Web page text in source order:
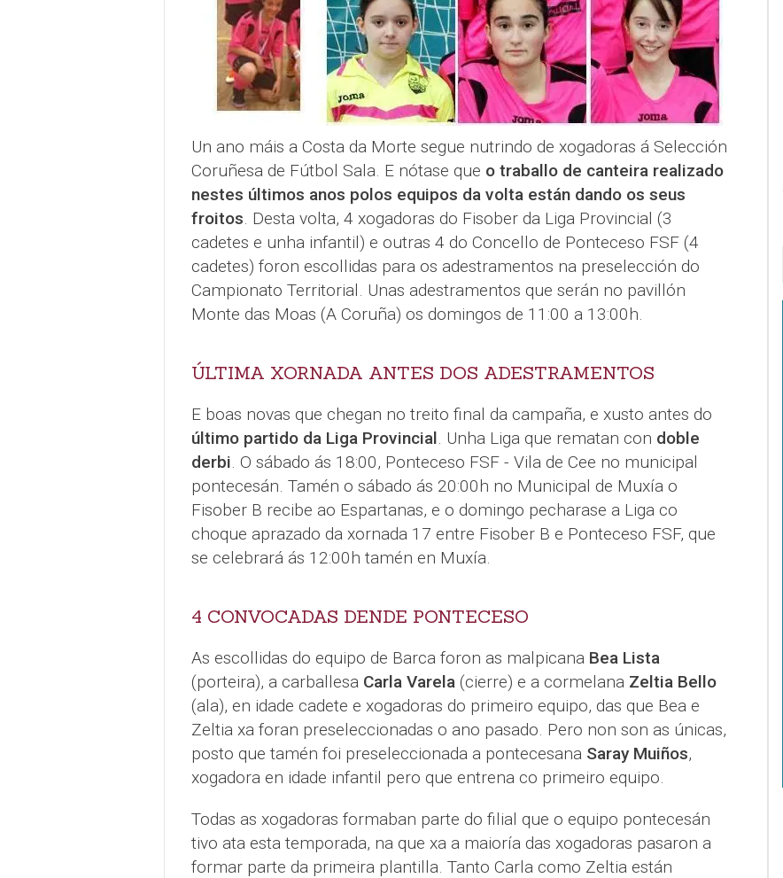
Un ano máis a Costa da Morte segue nutrindo de xogadoras á Selección
Coruñesa de Fútbol Sala. E nótase que o traballo de canteira realizado
nestes últimos anos polos equipos da volta están dando os seus
froitos. Desta volta, 4 xogadoras do Fisober da Liga Provincial (3
cadetes e unha infantil) e outras 4 do Concello de Ponteceso FSF (4
cadetes) foron escollidas para os adestramentos na preselección do
Campionato Territorial. Unas adestramentos que serán no pavillón
Monte das Moas (A Coruña) os domingos de 11:00 a 13:00h.
ÚLTIMA XORNADA ANTES DOS ADESTRAMENTOS
E boas novas que chegan no treito final da campaña, e xusto antes do
último partido da Liga Provincial. Unha Liga que rematan con doble
derbi. O sábado ás 18:00, Ponteceso FSF - Vila de Cee no municipal
pontecesán. Tamén o sábado ás 20:00h no Municipal de Muxía o
Fisober B recibe ao Espartanas, e o domingo pecharase a Liga co
choque aprazado da xornada 17 entre Fisober B e Ponteceso FSF, que
se celebrará ás 12:00h tamén en Muxía.
4 CONVOCADAS DENDE PONTECESO
As escollidas do equipo de Barca foron as malpicana Bea Lista
(porteira), a carballesa Carla Varela(cierre) e a cormelana Zeltia Bello
(ala), en idade cadete e xogadoras do primeiro equipo, das que Bea e
Zeltia xa foran preseleccionadas o ano pasado. Pero non son as únicas,
posto que tamén foi preseleccionada a pontecesana Saray Muiños,
xogadora en idade infantil pero que entrena co primeiro equipo.
Todas as xogadoras formaban parte do filial que o equipo pontecesán
tivo ata esta temporada, na que xa a maioría das xogadoras pasaron a
formar parte da primeira plantilla. Tanto Carla como Zeltia están